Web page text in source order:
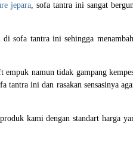
jepara, sofa tantra ini sangat
sofa tantra ini sehingga
namun tidak gampang
tantra ini dan rasakan sensasinya
kami dengan standart harga